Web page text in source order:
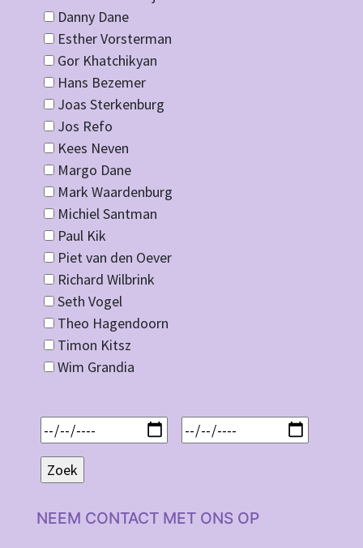
Danny Dane
Esther Vorsterman
Gor Khatchikyan
Hans Bezemer
Joas Sterkenburg
Jos Refo
Kees Neven
Margo Dane
Mark Waardenburg
Michiel Santman
Paul Kik
Piet van den Oever
Richard Wilbrink
Seth Vogel
Theo Hagendoorn
Timon Kitsz
Wim Grandia
NEEM CONTACT MET ONS OP